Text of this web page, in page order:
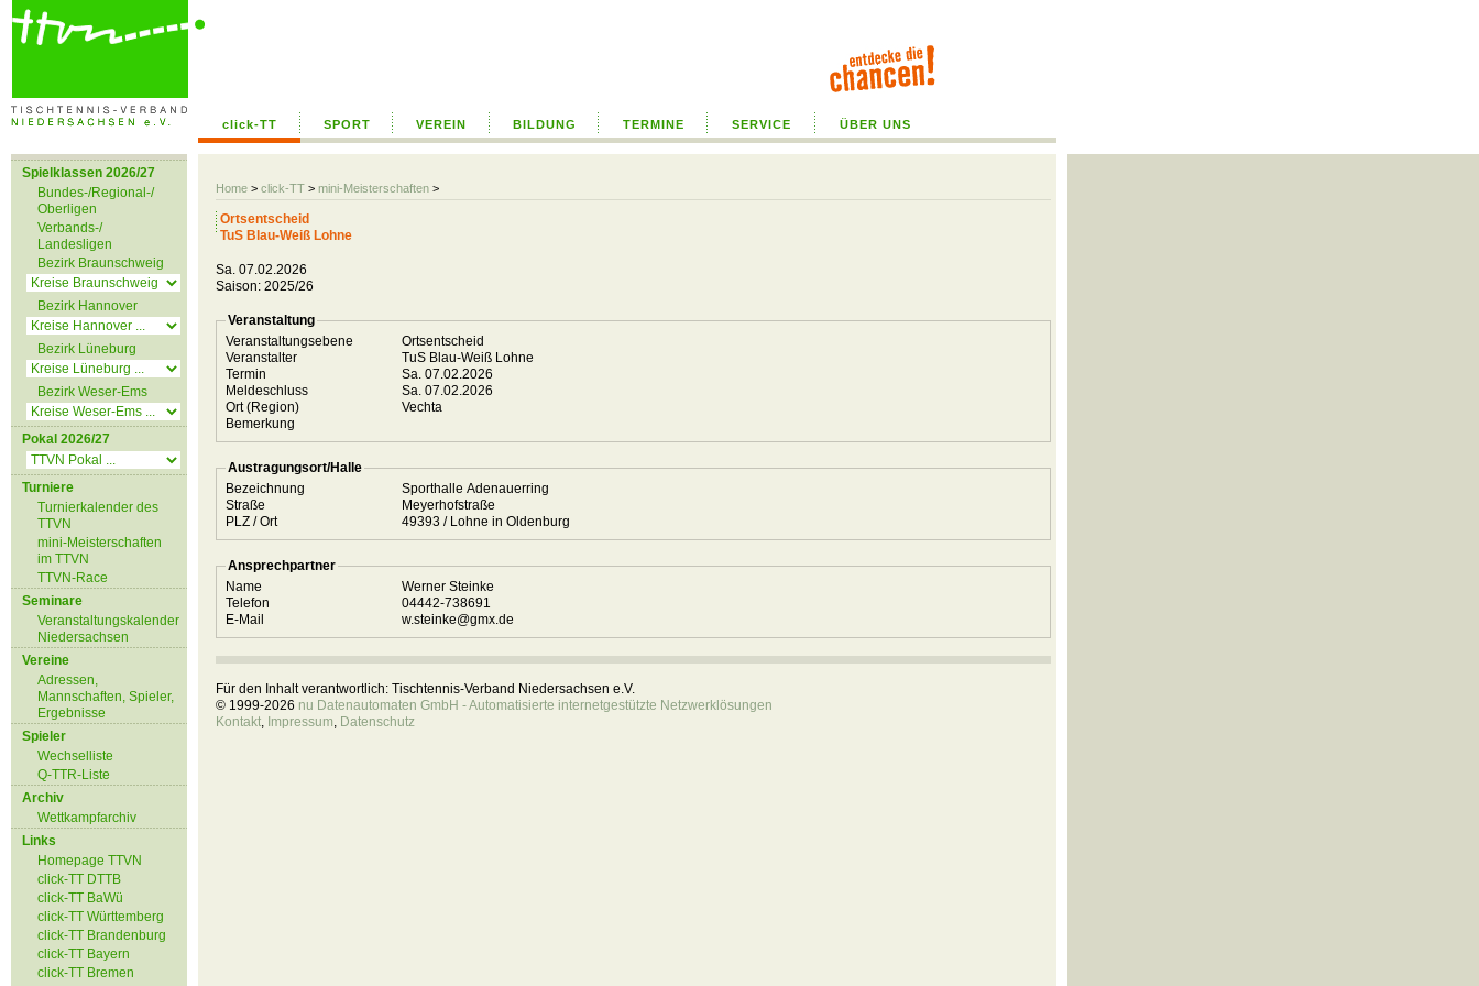
click-TT SPORT VEREIN BILDUNG TERMINE SERVICE ÜBER UNS
Home > click-TT > mini-Meisterschaften >
Spielklassen 2026/27
Bundes-/Regional-/
Oberligen
Verbands-/
Landesligen
Bezirk Braunschweig
Bezirk Hannover
Bezirk Lüneburg
Bezirk Weser-Ems
Pokal 2026/27
Turniere
Turnierkalender des
TTVN
mini-Meisterschaften
im TTVN
TTVN-Race
Seminare
Veranstaltungskalender
Niedersachsen
Vereine
Adressen,
Mannschaften, Spieler,
Ergebnisse
Spieler
Wechselliste
Q-TTR-Liste
Archiv
Wettkampfarchiv
Links
Homepage TTVN
click-TT DTTB
click-TT BaWü
click-TT Württemberg
click-TT Brandenburg
click-TT Bayern
click-TT Bremen
Ortsentscheid
TuS Blau-Weiß Lohne
Sa. 07.02.2026
Saison: 2025/26
Veranstaltung
Veranstaltungsebene
Ortsentscheid
Veranstalter
TuS Blau-Weiß Lohne
Termin
Sa. 07.02.2026
Meldeschluss
Sa. 07.02.2026
Ort (Region)
Vechta
Bemerkung
Austragungsort/Halle
Bezeichnung
Sporthalle Adenauerring
Straße
Meyerhofstraße
PLZ / Ort
49393 / Lohne in Oldenburg
Ansprechpartner
Name
Werner Steinke
Telefon
04442-738691
E-Mail
w.steinke@gmx.de
Für den Inhalt verantwortlich: Tischtennis-Verband Niedersachsen e.V.
© 1999-2026 nu Datenautomaten GmbH - Automatisierte internetgestützte Netzwerklösungen
Kontakt, Impressum, Datenschutz